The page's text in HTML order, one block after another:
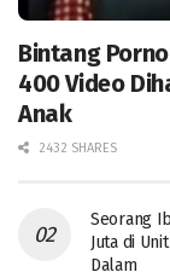
Bintang
400 Video
Anak
2432 SHARES
Seorang
Juta di
Dalam